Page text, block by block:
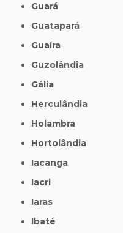
Guará
Guatapará
Guaíra
Guzolândia
Gália
Herculândia
Holambra
Hortolândia
Iacanga
Iacri
Iaras
Ibaté